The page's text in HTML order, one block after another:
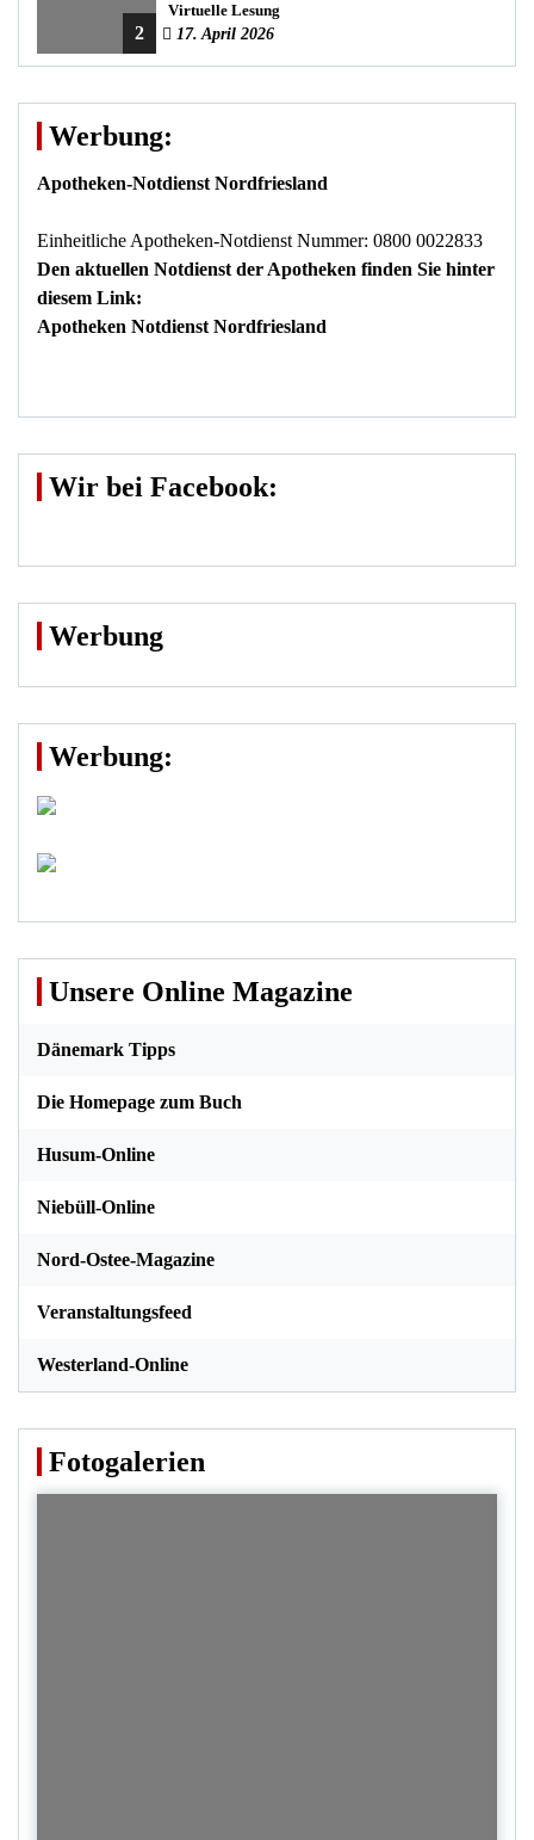
2
Virtuelle Lesung
17. April 2026
Werbung:
Apotheken-Notdienst Nordfriesland
Einheitliche Apotheken-Notdienst Nummer: 0800 0022833
Den aktuellen Notdienst der Apotheken finden Sie hinter
diesem Link:
Apotheken Notdienst Nordfriesland
Wir bei Facebook:
Werbung
Werbung:
Unsere Online Magazine
Dänemark Tipps
Die Homepage zum Buch
Husum-Online
Niebüll-Online
Nord-Ostee-Magazine
Veranstaltungsfeed
Westerland-Online
Fotogalerien